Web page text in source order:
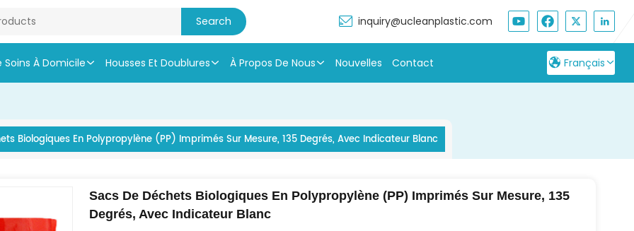
inquiry@ucleanplastic.com
Soins À Domicile Housses Et Doublures À Propos De Nous Nouvelles Contact Français
Español
Biologiques En Polypropylène (PP) Imprimés Sur Mesure, 135 Degrés, Avec Indicateur Blanc
Sacs De Déchets Biologiques En Polypropylène (PP) Imprimés Sur Mesure, 135
Degrés, Avec Indicateur Blanc